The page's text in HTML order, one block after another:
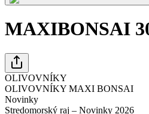
MAXIBONSAI
OLIVOVNÍKY
OLIVOVNÍKY MAXI BONSAI
Novinky
Stredomorský raj – Novinky 2026